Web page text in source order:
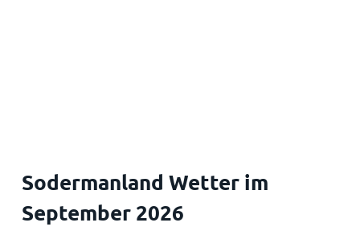
Sodermanland Wetter im
September 2026